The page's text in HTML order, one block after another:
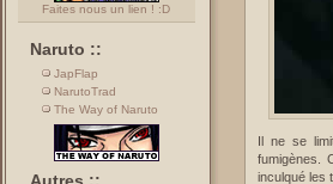
Faites nous un lien ! :D
Naruto ::
JapFlap
NarutoTrad
The Way of Naruto
Autres ::
Il ne se
fumigènes.
inculqué les